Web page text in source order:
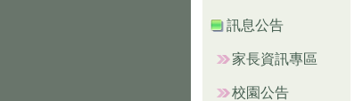
訊息公告
家長資訊專區
校園公告